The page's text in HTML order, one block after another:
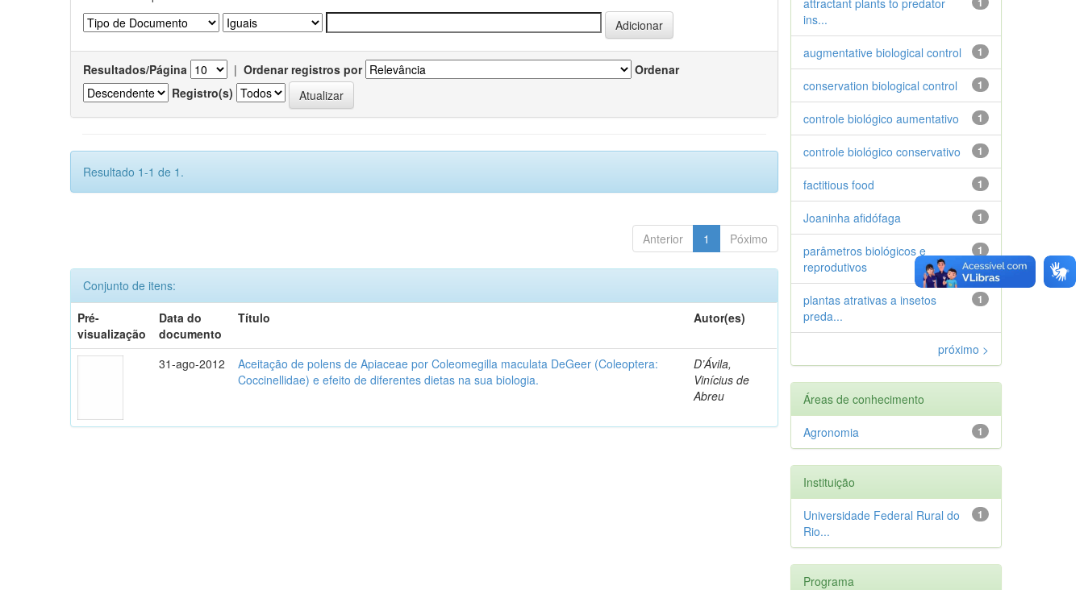
Resultados/Página | Ordenar registros por
Ordenar
Registro(s)
Resultado 1-1 de 1.
Anterior 1 Póximo
Conjunto de itens:
Pré-
visualização
Data do
documento
Título Autor(es)
31-ago-2012
Aceitação de polens de Apiaceae por Coleomegilla maculata DeGeer (Coleoptera:
Coccinellidae) e efeito de diferentes dietas na sua biologia.
D’Ávila,
Vinícius de
Abreu
ins...
1
augmentative biological control
1
conservation biological control
1
controle biológico aumentativo
1
controle biológico conservativo
1
factitious food
1
Joaninha afidófaga
1
parâmetros biológicos e
reprodutivos
1
plantas atrativas a insetos
preda...
próximo >
Áreas de conhecimento
1
Agronomia
Instituição
1
Universidade Federal Rural do
Rio...
Programa